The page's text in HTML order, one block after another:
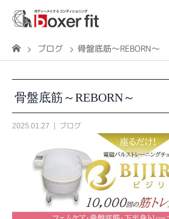
ブログ 骨盤底筋～REBORN～
骨盤底筋～REBORN～
2025.01.27 ブログ